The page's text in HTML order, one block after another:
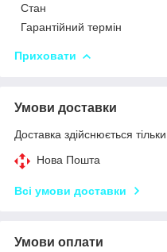
Стан
Гарантійний термін
Приховати
Умови доставки
Доставка здійснюється
Нова Пошта
Всі умови доставки
Умови оплати